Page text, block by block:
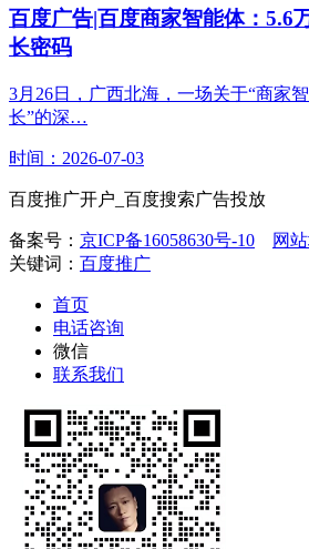
百度广告|百度商家智能体：5.6
长密码
3月26日，广西北海，一场关于“商家
长”的深…
时间：2026-07-03
百度推广开户_百度搜索广告投放
备案号： 京ICP备16058630号-10
网
关键词： 百度推广
首页
电话咨询
微信
联系我们